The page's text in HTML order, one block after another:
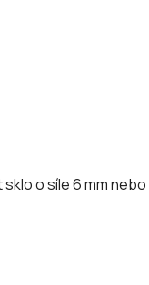
o síle 6 mm